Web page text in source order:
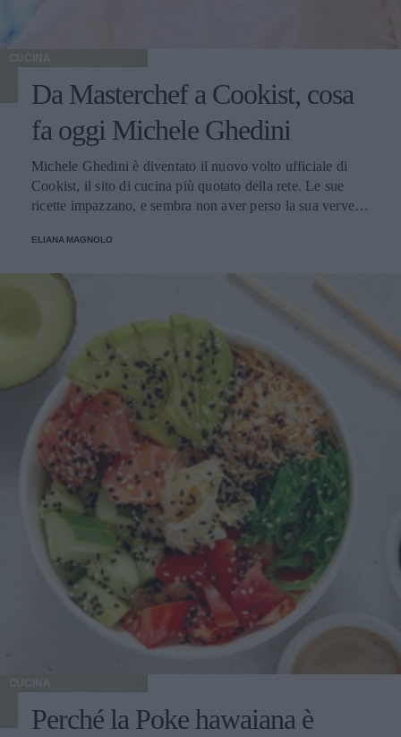
CUCINA
Da Masterchef a Cookist, cosa
fa oggi Michele Ghedini
Michele Ghedini è diventato il nuovo volto ufficiale di
Cookist, il sito di cucina più quotato della rete. Le sue
ricette impazzano, e sembra non aver perso la sua verve
veramente stupendo.
ELIANA MAGNOLO
CUCINA
Perché la Poke hawaiana è